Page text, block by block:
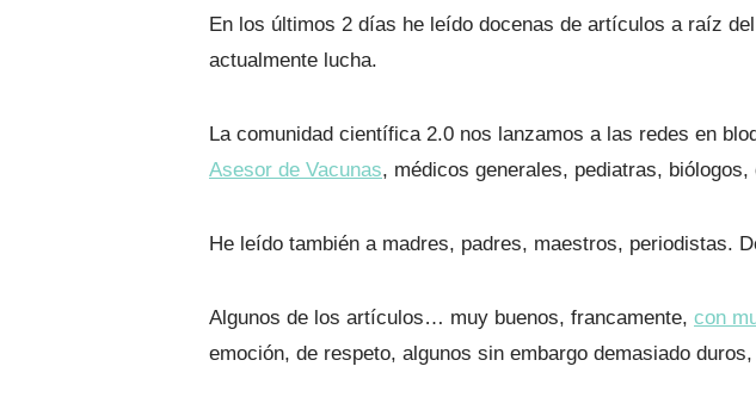
En los últimos 2 días he leído docenas de artículos a raíz
actualmente lucha.
La comunidad científica 2.0 nos lanzamos a las redes en
Asesor de Vacunas, médicos generales, pediatras,
He leído también a madres, padres, maestros, periodistas.
Algunos de los artículos… muy buenos, francamente, con
emoción, de respeto, algunos sin embargo demasiado